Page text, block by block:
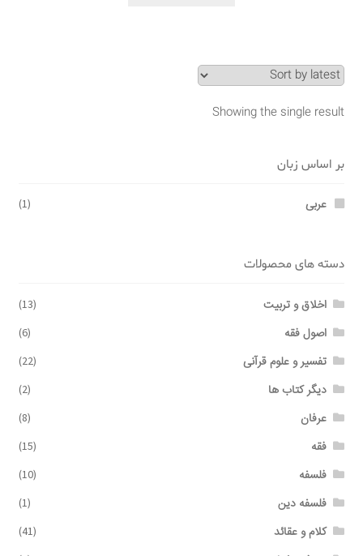
Showing the single result
بر اساس زبان
عربی (1)
دسته های محصولات
اخلاق و تربیت (13)
اصول فقه (6)
تفسیر و علوم قرآنی (22)
دیگر کتاب ها (2)
عرفان (8)
فقه (15)
فلسفه (10)
فلسفه دین (1)
کلام و عقائد (41)